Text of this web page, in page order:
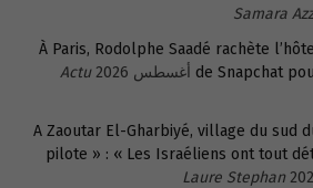
Samara
À Paris, Rodolphe Saadé rachète
de Snapchat
Actu
A Zaoutar El-Gharbiyé, village du sud
pilote » : « Les Israéliens ont tout
Laure Stephan